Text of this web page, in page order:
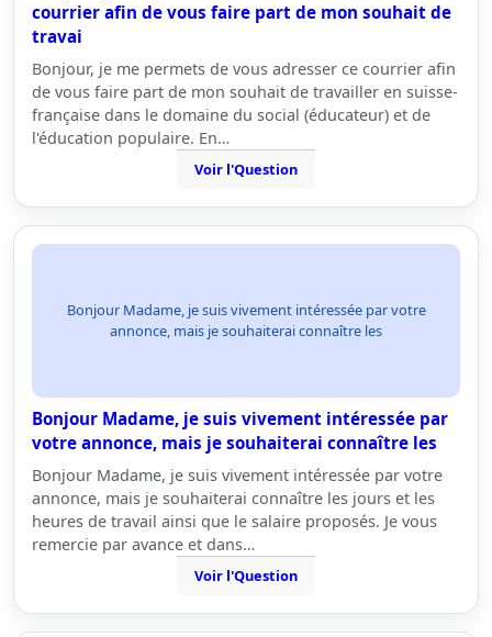
courrier afin de vous faire part de mon souhait de
travai
Bonjour, je me permets de vous adresser ce courrier afin
de vous faire part de mon souhait de travailler en suisse-
française dans le domaine du social (éducateur) et de
l'éducation populaire. En…
Voir l'Question
Bonjour Madame, je suis vivement intéressée par votre
annonce, mais je souhaiterai connaître les
Bonjour Madame, je suis vivement intéressée par
votre annonce, mais je souhaiterai connaître les
Bonjour Madame, je suis vivement intéressée par votre
annonce, mais je souhaiterai connaître les jours et les
heures de travail ainsi que le salaire proposés. Je vous
remercie par avance et dans…
Voir l'Question